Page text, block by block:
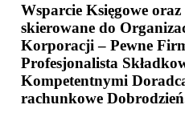
Wsparcie Księgowe
skierowane do
Korporacji – Pewne
Profesjonalista
Kompetentnymi
rachunkowe Dobrodzień